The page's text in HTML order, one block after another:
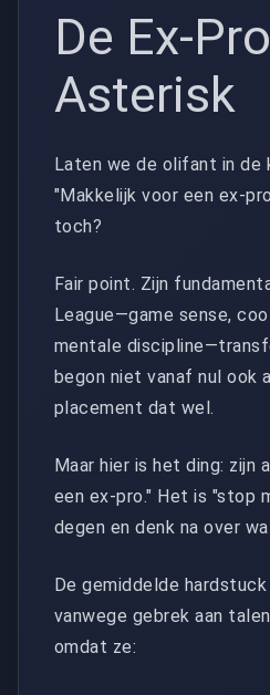
De Ex-Pro
Asterisk
Laten we de olifant in de
"Makkelijk voor een ex-
toch?
Fair point. Zijn
League—game sense,
mentale
begon niet vanaf nul ook
placement dat wel.
Maar hier is het ding: zijn
een ex-pro." Het is "stop
degen en denk na over
De gemiddelde
vanwege gebrek aan
omdat ze: